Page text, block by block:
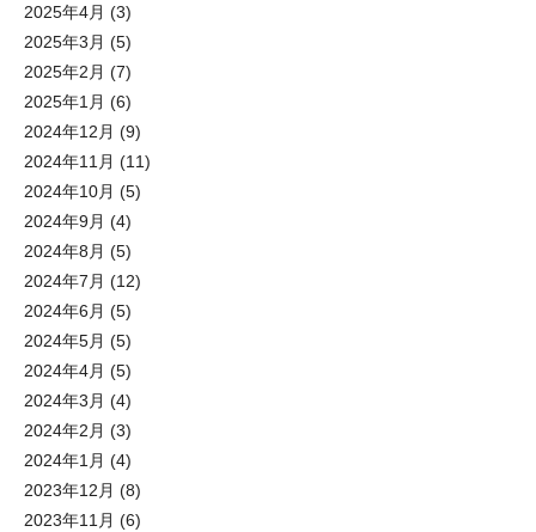
2025年4月 (3)
2025年3月 (5)
2025年2月 (7)
2025年1月 (6)
2024年12月 (9)
2024年11月 (11)
2024年10月 (5)
2024年9月 (4)
2024年8月 (5)
2024年7月 (12)
2024年6月 (5)
2024年5月 (5)
2024年4月 (5)
2024年3月 (4)
2024年2月 (3)
2024年1月 (4)
2023年12月 (8)
2023年11月 (6)